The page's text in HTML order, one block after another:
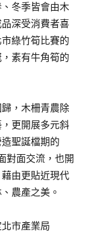
冬季皆會由木
深受消費者喜
綠竹筍比賽的
素有牛角筍的
，木柵青農除
更開展多元斜
聖誕檔期的
對面交流，也開
由更貼近現代
農產之美。
市產業局